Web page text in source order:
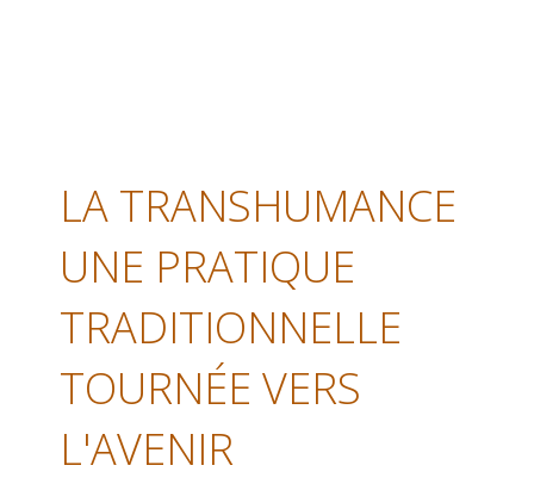
LA TRANSHUMANCE
UNE PRATIQUE
TRADITIONNELLE
TOURNÉE VERS
L'AVENIR